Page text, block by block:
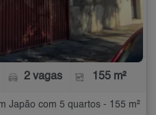
2 vagas 155 m²
Japão com 5 quartos - 155 m²